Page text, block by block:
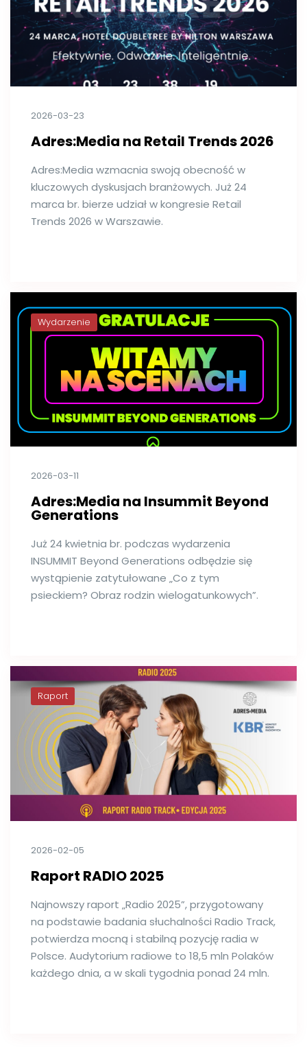
2026-03-23
Adres:Media na Retail Trends 2026
Adres:Media wzmacnia swoją obecność w
kluczowych dyskusjach branżowych. Już 24
marca br. bierze udział w kongresie Retail
Trends 2026 w Warszawie.
Wydarzenie
2026-03-11
Adres:Media na Insummit Beyond
Generations
Już 24 kwietnia br. podczas wydarzenia
INSUMMIT Beyond Generations odbędzie się
wystąpienie zatytułowane „Co z tym
psieckiem? Obraz rodzin wielogatunkowych”.
Raport
2026-02-05
Raport RADIO 2025
Najnowszy raport „Radio 2025”, przygotowany
na podstawie badania słuchalności Radio Track,
potwierdza mocną i stabilną pozycję radia w
Polsce. Audytorium radiowe to 18,5 mln Polaków
każdego dnia, a w skali tygodnia ponad 24 mln.